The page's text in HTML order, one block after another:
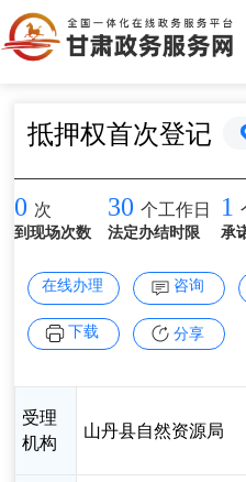
抵押权首次登记
0 次
到现场次数
30 个工作日
法定办结时限
1
承
在线办理 咨询
下载 分享
受理
机构
山丹县自然资源局